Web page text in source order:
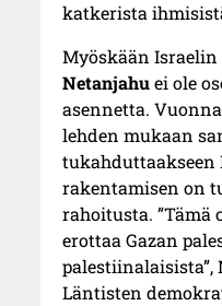
katkerista
Myöskään
Netanjahuei ole
asennetta.
lehden mukaan
rakentamisen on
rahoitusta. ”Tämä
erottaa Gazan
palestiinalaisista”,
Läntisten